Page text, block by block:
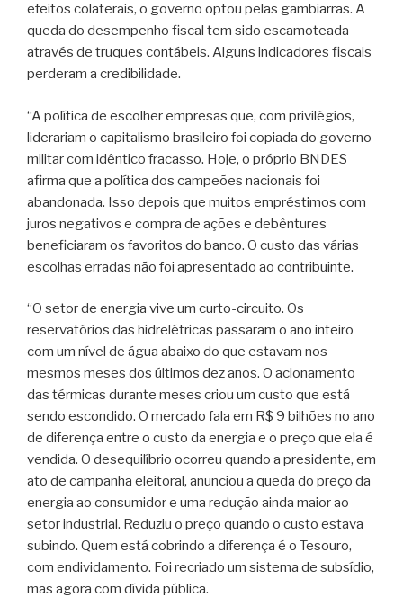
efeitos colaterais, o governo optou pelas gambiarras. A
queda do desempenho fiscal tem sido escamoteada
através de truques contábeis. Alguns indicadores fiscais
perderam a credibilidade.
“A política de escolher empresas que, com privilégios,
liderariam o capitalismo brasileiro foi copiada do governo
militar com idêntico fracasso. Hoje, o próprio BNDES
afirma que a política dos campeões nacionais foi
abandonada. Isso depois que muitos empréstimos com
juros negativos e compra de ações e debêntures
beneficiaram os favoritos do banco. O custo das várias
escolhas erradas não foi apresentado ao contribuinte.
“O setor de energia vive um curto-circuito. Os
reservatórios das hidrelétricas passaram o ano inteiro
com um nível de água abaixo do que estavam nos
mesmos meses dos últimos dez anos. O acionamento
das térmicas durante meses criou um custo que está
sendo escondido. O mercado fala em R$ 9 bilhões no ano
de diferença entre o custo da energia e o preço que ela é
vendida. O desequilíbrio ocorreu quando a presidente, em
ato de campanha eleitoral, anunciou a queda do preço da
energia ao consumidor e uma redução ainda maior ao
setor industrial. Reduziu o preço quando o custo estava
subindo. Quem está cobrindo a diferença é o Tesouro,
com endividamento. Foi recriado um sistema de subsídio,
mas agora com dívida pública.